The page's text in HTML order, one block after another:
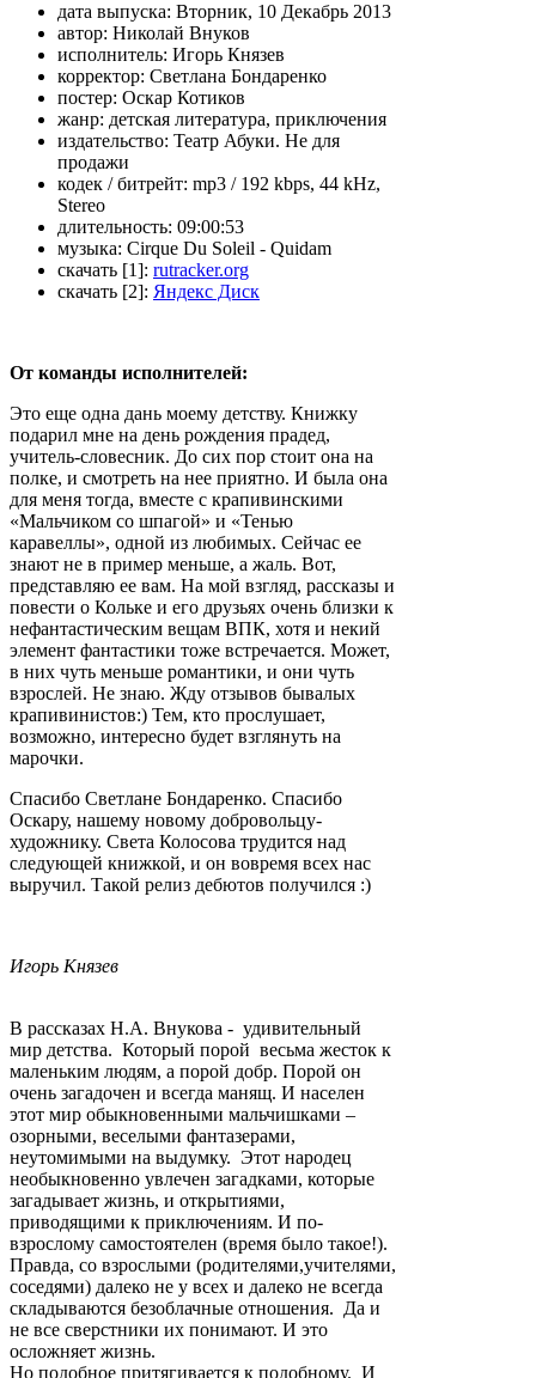
дата выпуска: Вторник, 10 Декабрь 2013
автор: Николай Внуков
исполнитель: Игорь Князев
корректор: Светлана Бондаренко
постер: Оскар Котиков
жанр: детская литература, приключения
издательство: Театр Абуки. Не для
продажи
кодек / битрейт: mp3 / 192 kbps, 44 kHz,
Stereo
длительность: 09:00:53
музыка: Cirque Du Soleil - Quidam
скачать [1]: rutracker.org
скачать [2]: Яндекс Диск
От команды исполнителей:
Это еще одна дань моему детству. Книжку
подарил мне на день рождения прадед,
учитель-словесник. До сих пор стоит она на
полке, и смотреть на нее приятно. И была она
для меня тогда, вместе с крапивинскими
«Мальчиком со шпагой» и «Тенью
каравеллы», одной из любимых. Сейчас ее
знают не в пример меньше, а жаль. Вот,
представляю ее вам. На мой взгляд, рассказы и
повести о Кольке и его друзьях очень близки к
нефантастическим вещам ВПК, хотя и некий
элемент фантастики тоже встречается. Может,
в них чуть меньше романтики, и они чуть
взрослей. Не знаю. Жду отзывов бывалых
крапивинистов:) Тем, кто прослушает,
возможно, интересно будет взглянуть на
марочки.
Спасибо Светлане Бондаренко. Спасибо
Оскару, нашему новому добровольцу-
художнику. Света Колосова трудится над
следующей книжкой, и он вовремя всех нас
выручил. Такой релиз дебютов получился :)
Игорь Князев
В рассказах Н.А. Внукова - удивительный
мир детства. Который порой весьма жесток к
маленьким людям, а порой добр. Порой он
очень загадочен и всегда манящ. И населен
этот мир обыкновенными мальчишками –
озорными, веселыми фантазерами,
неутомимыми на выдумку. Этот народец
необыкновенно увлечен загадками, которые
загадывает жизнь, и открытиями,
приводящими к приключениям. И по-
взрослому самостоятелен (время было такое!).
Правда, со взрослыми (родителями,учителями,
соседями) далеко не у всех и далеко не всегда
складываются безоблачные отношения. Да и
не все сверстники их понимают. И это
осложняет жизнь.
Но подобное притягивается к подобному. И